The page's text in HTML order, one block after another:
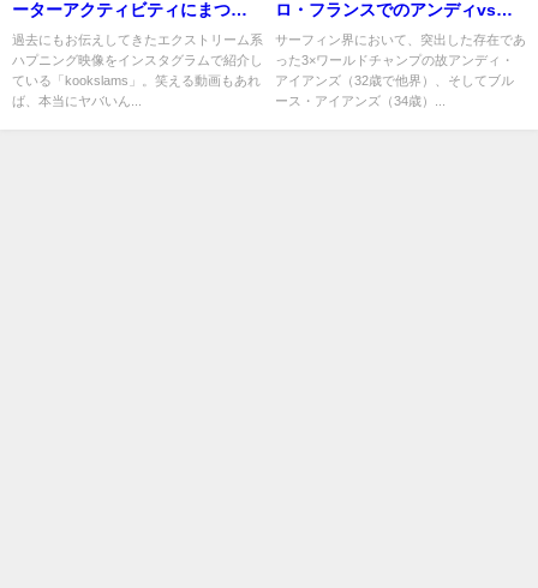
ーターアクティビティにまつわ
るハプニング映像
過去にもお伝えしてきたエクストリーム系
ハプニング映像をインスタグラムで紹介し
ている「kookslams」。笑える動画もあれ
ば、本当にヤバいん...
ロ・フランスでのアンディvsブ
ルースのアイアンズ兄弟ファイ
ナル
サーフィン界において、突出した存在であ
った3×ワールドチャンプの故アンディ・
アイアンズ（32歳で他界）、そしてブル
ース・アイアンズ（34歳）...